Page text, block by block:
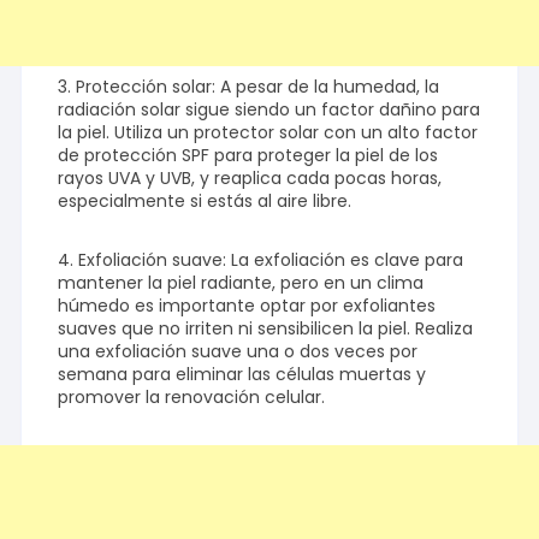
3. Protección solar: A pesar de la humedad, la
radiación solar sigue siendo un factor dañino para
la piel. Utiliza un protector solar con un alto factor
de protección SPF para proteger la piel de los
rayos UVA y UVB, y reaplica cada pocas horas,
especialmente si estás al aire libre.
4. Exfoliación suave: La exfoliación es clave para
mantener la piel radiante, pero en un clima
húmedo es importante optar por exfoliantes
suaves que no irriten ni sensibilicen la piel. Realiza
una exfoliación suave una o dos veces por
semana para eliminar las células muertas y
promover la renovación celular.